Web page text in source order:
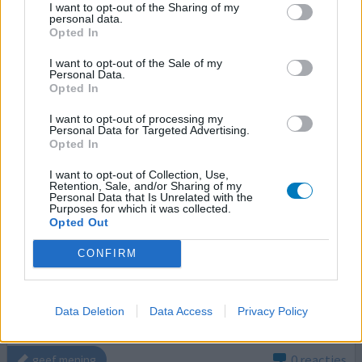
I want to opt-out of the Sharing of my
personal data.
Opted In
I want to opt-out of the Sale of my
Personal Data.
Opted In
I want to opt-out of processing my
Personal Data for Targeted Advertising.
Opted In
I want to opt-out of Collection, Use,
Retention, Sale, and/or Sharing of my
Personal Data that Is Unrelated with the
Purposes for which it was collected.
Opted Out
CONFIRM
Data Deletion Data Access Privacy Policy
geef mening 0 reacties
Thyrax Duotab
22-01-2016 | Vrouw | 54
Ziekte van Hashimoto
Hoeveelheid bijwerkingen
Ik las dat iemand er last van had als het medicijn 30
minuten voor het ontbijt wordt ingenomen. als ze voor
een langere tussenpose zorgde, had ze minder klachten.
zelf moet ik rond 04.00 uur ('s nachts) meestal plassen.
het ontbijt. ik ervaar geen bijwerkingen. houd mijn hart
vast als ik straks moet gaan wisselen
[lees meer...]